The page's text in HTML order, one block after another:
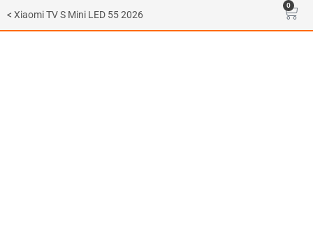
< Xiaomi TV S Mini LED 55 2026
0